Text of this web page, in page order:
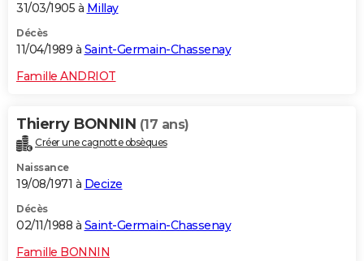
31/03/1905 à Millay
Décès
11/04/1989 à Saint-Germain-Chassenay
Famille ANDRIOT
Thierry BONNIN (17 ans)
Créer une cagnotte obsèques
Naissance
19/08/1971 à Decize
Décès
02/11/1988 à Saint-Germain-Chassenay
Famille BONNIN